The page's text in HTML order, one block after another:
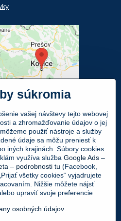
01 Košice
ZADARMO
hod.
súkromia
vašej návštevy tejto webovej
a zhromažďovanie údajov o jej
použiť nástroje a služby
údaje sa môžu preniesť k
iných krajinách. Súbory cookies
využíva služba Google Ads –
– podrobnosti tu (Facebook,
všetky cookies“ vyjadrujete
Nižšie môžete nájsť
upraviť svoje preferencie
osobných údajov